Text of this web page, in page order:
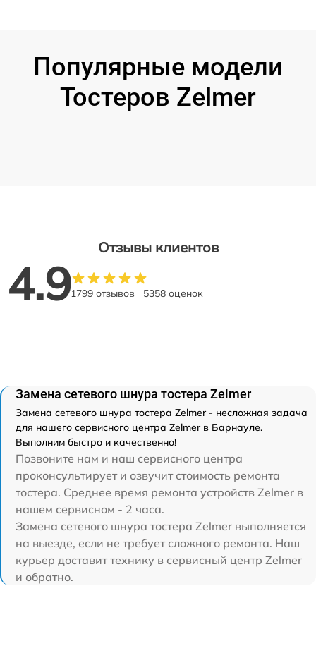
Популярные модели
Тостеров Zelmer
Отзывы клиентов
4.91799 отзывов 5358 оценок
Замена сетевого шнура тостера Zelmer
Замена сетевого шнура тостера Zelmer - несложная задача
для нашего сервисного центра Zelmer в Барнауле.
Выполним быстро и качественно!
Позвоните нам и наш сервисного центра
проконсультирует и озвучит стоимость ремонта
тостера. Среднее время ремонта устройств Zelmer в
нашем сервисном - 2 часа.
Замена сетевого шнура тостера Zelmer выполняется
на выезде, если не требует сложного ремонта. Наш
курьер доставит технику в сервисный центр Zelmer
и обратно.